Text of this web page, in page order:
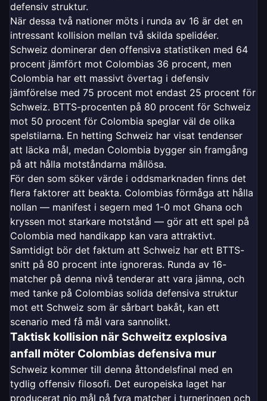
defensiv struktur.
När dessa två nationer möts i runda av 16 är det en
intressant kollision mellan två skilda spelidéer.
Schweiz dominerar den offensiva statistiken med 64
procent jämfört mot Colombias 36 procent, men
Colombia har ett massivt övertag i defensiv
jämförelse med 75 procent mot endast 25 procent för
Schweiz. BTTS-procenten på 80 procent för Schweiz
mot 50 procent för Colombia speglar väl de olika
spelstilarna. En hetting Schweiz har visat tendenser
att läcka mål, medan Colombia bygger sin framgång
på att hålla motståndarna mållösa.
För den som söker värde i oddsmarknaden finns det
flera faktorer att beakta. Colombias förmåga att hålla
nollan — manifest i segern med 1-0 mot Ghana och
kryssen mot starkare motstånd — gör att ett spel på
Colombia med handikapp kan vara attraktivt.
Samtidigt bör det faktum att Schweiz har ett BTTS-
snitt på 80 procent inte ignoreras. Runda av 16-
matcher på denna nivå tenderar att vara jämna, och
med tanke på Colombias solida defensiva struktur
mot ett Schweiz som är sårbart bakåt, kan ett
scenario med få mål vara sannolikt.
Taktisk kollision när Schweitz explosiva
anfall möter Colombias defensiva mur
Schweiz kommer till denna åttondelsfinal med en
tydlig offensiv filosofi. Det europeiska laget har
producerat nio mål på fyra matcher i turneringen och